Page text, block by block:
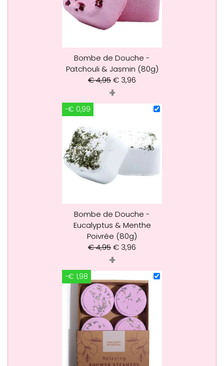
Bombe de Douche -
Patchouli & Jasmin (80g)
€4,95€ 3,96
+
-€ 0,99
Bombe de Douche -
Eucalyptus & Menthe
Poivrée (80g)
€4,95€ 3,96
+
-€ 1,98